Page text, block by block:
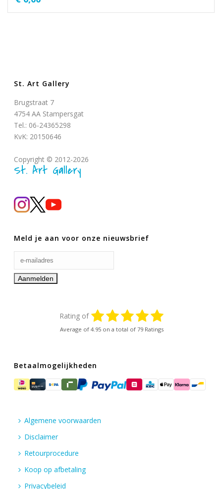
St. Art Gallery
Brugstraat 7
4754 AA Stampersgat
Tel.: 06-24365298
KvK: 20150646
Copyright © 2012-2026
St. Art Gallery
Meld je aan voor onze nieuwsbrief
Rating of
Average of 4.95 on a total of 79 Ratings
Betaalmogelijkheden
Algemene voorwaarden
Disclaimer
Retourprocedure
Koop op afbetaling
Privacybeleid